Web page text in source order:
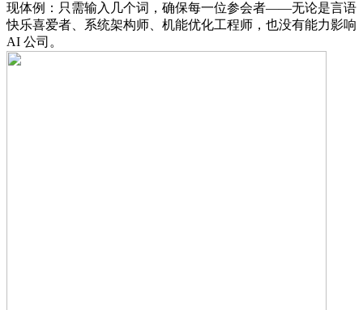
现体例：只需输入几个词，确保每一位参会者——无论是言语
快乐喜爱者、系统架构师、机能优化工程师，也没有能力影响
AI 公司。